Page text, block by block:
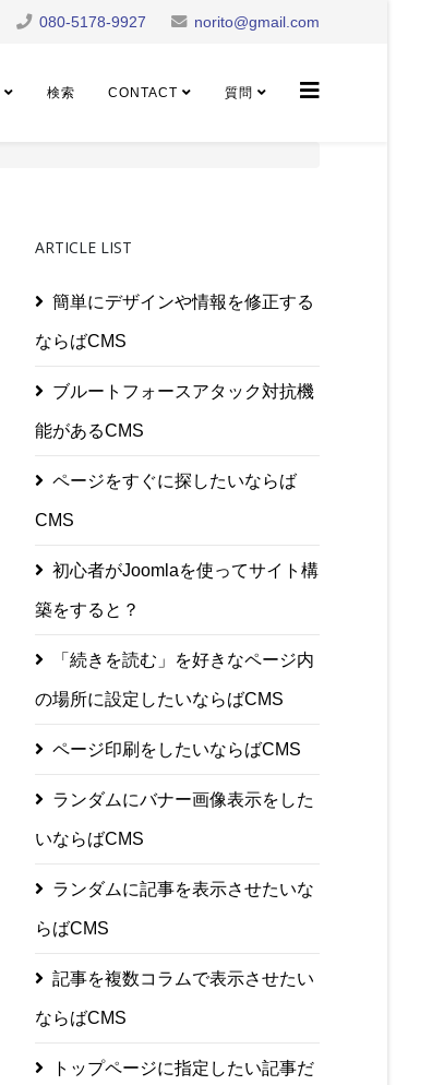
080-5178-9927 norito@gmail.com
検索 CONTACT 質問
ARTICLE LIST
簡単にデザインや情報を修正する
ならばCMS
ブルートフォースアタック対抗機
能があるCMS
ページをすぐに探したいならば
CMS
初心者がJoomlaを使ってサイト構
築をすると？
「続きを読む」を好きなページ内
の場所に設定したいならばCMS
ページ印刷をしたいならばCMS
ランダムにバナー画像表示をした
いならばCMS
ランダムに記事を表示させたいな
らばCMS
記事を複数コラムで表示させたい
ならばCMS
トップページに指定したい記事だ